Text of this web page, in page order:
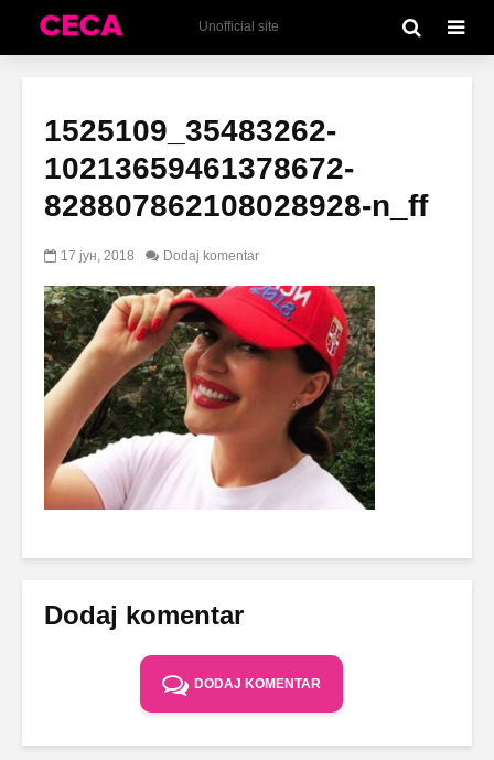
Unofficial site
1525109_35483262-
10213659461378672-
828807862108028928-n_ff
17 јун, 2018 Dodaj komentar
Dodaj komentar
DODAJ KOMENTAR